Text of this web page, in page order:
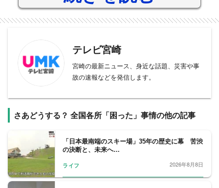
テレビ宮崎
宮崎の最新ニュース、身近な話題、災害や事
故の速報などを発信します。
さあどうする？ 全国各所「困った」事情の他の記事
「日本最南端のスキー場」35年の歴史に幕 苦渋
の決断と、未来へ…
ライフ 2026年8月8日